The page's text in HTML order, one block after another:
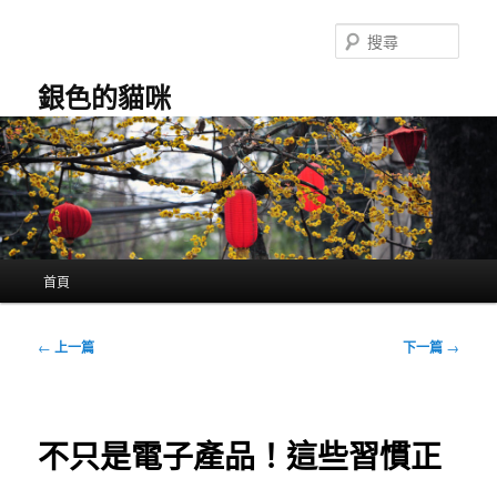
容
銀色的貓咪
尋
首頁
文
← 上一篇 下一篇 →
不只是電子產品！這些習慣正